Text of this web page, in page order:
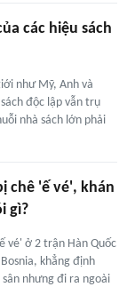
các hiệu sách
như Mỹ, Anh và
độc lập vẫn trụ
nhà sách lớn phải
chê 'ế vé', khán
gì?
vé' ở 2 trận Hàn Quốc
Bosnia, khẳng định
nhưng đi ra ngoài